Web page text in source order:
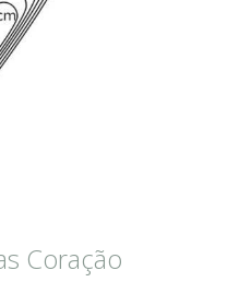
Coração